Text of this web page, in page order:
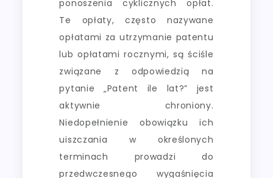
ponoszenia cyklicznych opłat.
Te opłaty, często nazywane
opłatami za utrzymanie patentu
lub opłatami rocznymi, są ściśle
związane z odpowiedzią na
pytanie „Patent ile lat?” jest
aktywnie chroniony.
Niedopełnienie obowiązku ich
uiszczania w określonych
terminach prowadzi do
przedwczesnego wygaśnięcia